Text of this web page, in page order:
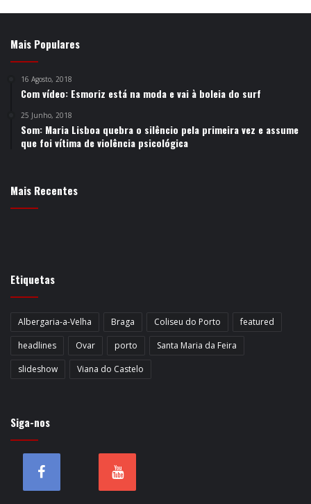
Mais Populares
16 Agosto, 2018
Com vídeo: Esmoriz está na moda e vai à boleia do surf
25 Junho, 2018
Som: Maria Lisboa quebra o silêncio pela primeira vez e assume
que foi vítima de violência psicológica
Mais Recentes
Etiquetas
Albergaria-a-Velha Braga Coliseu do Porto
featured
headlines
Ovar porto
Santa Maria da Feira
slideshow
Viana do Castelo
Siga-nos